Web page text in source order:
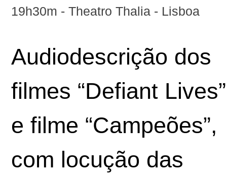
19h30m - Theatro Thalia - Lisboa
Audiodescrição dos
filmes “Defiant Lives”
e filme “Campeões”,
com locução das